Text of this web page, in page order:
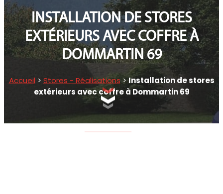
INSTALLATION DE STORES
EXTÉRIEURS AVEC COFFRE À
DOMMARTIN 69
Accueil > Stores - Réalisations> Installation de stores
extérieurs avec coffre à Dommartin 69